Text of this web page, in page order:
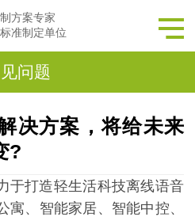
方案专家
准制定单位
问题
决方案，将给未来
?
于打造轻生活科技离线语音
寓、智能家居、智能中控、